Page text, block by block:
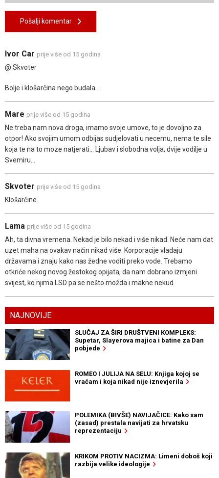
Pošalji komentar
Ivor Car prije više od 15 godina
@ Skvoter
Bolje i klošarčina nego budala ...
Mare prije više od 15 godina
Ne treba nam nova droga, imamo svoje umove, to je dovoljno za
otpor! Ako svojim umom odbijas sudjelovati u necemu, nema te sile
koja te na to moze natjerati... Ljubav i slobodna volja, dvije vodilje u
Svemiru...
Skvoter prije više od 15 godina
Klošarčine
Lama prije više od 15 godina
Ah, ta divna vremena. Nekad je bilo nekad i više nikad. Neće nam dat
uzet maha na ovakav način nikad više. Korporacije vladaju
državama i znaju kako nas žedne voditi preko vode. Trebamo
otkriće nekog novog žestokog opijata, da nam dobrano izmjeni
svijest, ko njima LSD pa se nešto možda i makne nekud
NAJNOVIJE
SLUČAJ ZA ŠIRI DRUŠTVENI KOMPLEKS:
Supetar, Slayerova majica i batine za Dan
pobjede
ROMEO I JULIJA NA SELU: Knjiga kojoj se
vraćam i koja nikad nije iznevjerila
POLEMIKA (BIVŠE) NAVIJAČICE: Kako sam
(zasad) prestala navijati za hrvatsku
reprezentaciju
KRIKOM PROTIV NACIZMA: Limeni doboš koji
razbija velike ideologije